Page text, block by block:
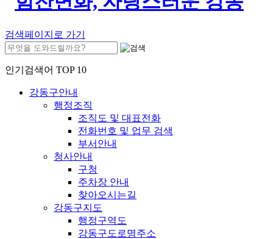
검색페이지로 가기
인기검색어 TOP 10
강동구안내
행정조직
조직도 및 대표전화
전화번호 및 업무 검색
부서안내
청사안내
구청
주차장 안내
찾아오시는길
강동구지도
행정구역도
강동구도로명주소